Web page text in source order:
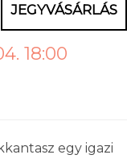
JEGYVÁSÁRLÁS
18:00
egy igazi